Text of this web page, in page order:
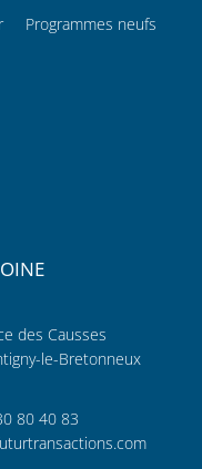
Programmes neufs
des Causses
le-Bretonneux
80 40 83